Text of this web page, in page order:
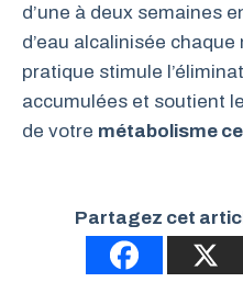
d’une à deux semaines
d’eau alcalinisée
pratique stimule
accumulées et soutient
de votre métabolisme
Partagez cet